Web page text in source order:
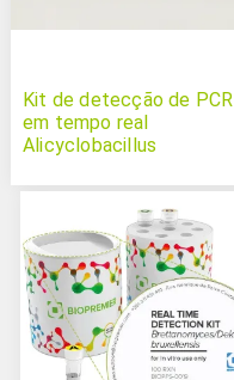
Kit de detecção de PCR
em tempo real
Alicyclobacillus